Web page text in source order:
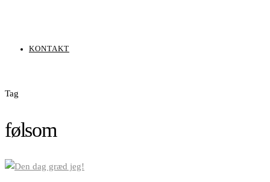
KONTAKT
Tag
følsom